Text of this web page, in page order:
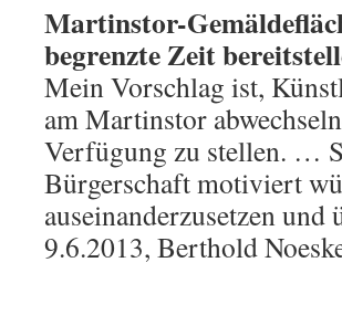
Martinstor-
begrenzte Zeit
Mein Vorschlag ist,
am Martinstor
Verfügung zu stellen. …
Bürgerschaft motiviert
auseinanderzusetzen
9.6.2013, Berthold